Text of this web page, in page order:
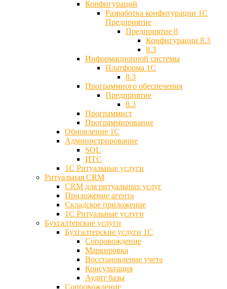
Конфигураций
Разработка конфигурации 1С
Предприятие
Предприятие 8
Конфигурации 8.3
8.3
Информационной системы
Платформа 1С
8.3
Программного обеспечения
Предприятие
8.3
Программист
Программирование
Обновление 1С
Администрирование
SQL
ИТС
1С Ритуальные услуги
Ритуальная CRM
CRM для ритуальных услуг
Приложение агента
Складское приложение
1С Ритуальные услуги
Бухгалтерские услуги
Бухгалтерские услуги 1С
Сопровождение
Маркировка
Восстановление учета
Консультация
Аудит базы
Cопровождение